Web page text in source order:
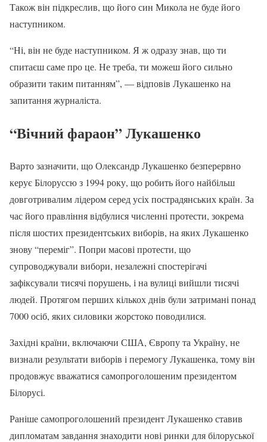
Також він підкреслив, що його син Микола не буде його
наступником.
“Ні, він не буде наступником. Я ж одразу знав, що ти
спитаєш саме про це. Не треба, ти можеш його сильно
образити таким питанням”, — відповів Лукашенко на
запитання журналіста.
“Вічний фараон” Лукашенко
Варто зазначити, що Олександр Лукашенко безперервно
керує Білоруссю з 1994 року, що робить його найбільш
довготривалим лідером серед усіх пострадянських країн. За
час його правління відбулися численні протести, зокрема
після шостих президентських виборів, на яких Лукашенко
знову “переміг”. Попри масові протести, що
супроводжували вибори, незалежні спостерігачі
зафіксували тисячі порушень, і на вулиці вийшли тисячі
людей. Протягом перших кількох днів були затримані понад
7000 осіб, яких силовики жорстоко поводилися.
Західні країни, включаючи США, Європу та Україну, не
визнали результати виборів і перемогу Лукашенка, тому він
продовжує вважатися самопроголошеним президентом
Білорусі.
Раніше самопроголошений президент Лукашенко ставив
дипломатам завдання знаходити нові ринки для білоруської